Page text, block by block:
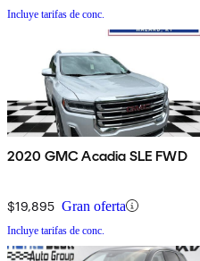
Incluye tarifas de conc.
2020 GMC Acadia SLE FWD
$19,895 Gran oferta
Incluye tarifas de conc.